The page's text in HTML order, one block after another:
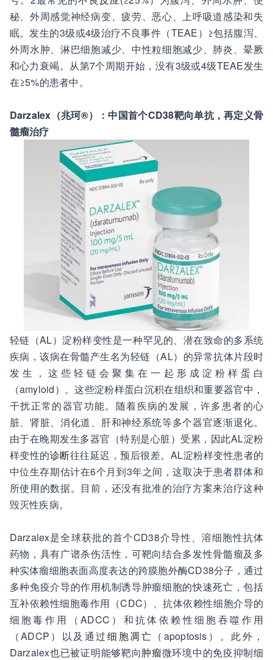
秘、外周感觉神经病变、疲劳、恶心、上呼吸道感染和失
眠。发生的3级或4级治疗不良事件（TEAE）≥包括腹泻、
外周水肿、淋巴细胞减少、中性粒细胞减少、肺炎、晕厥
和心力衰竭。从第7个周期开始，没有3级或4级TEAE发生
在≥5%的患者中。
Darzalex（兆珂®）：中国首个CD38靶向单抗，再定义骨
髓瘤治疗
轻链（AL）淀粉样变性是一种罕见的、潜在致命的多系统
疾病，该病在骨髓产生名为轻链（AL）的异常抗体片段时
发生，这些轻链会聚集在一起形成淀粉样蛋白
（amyloid）。这些淀粉样蛋白沉积在组织和重要器官中，
干扰正常的器官功能。随着疾病的发展，许多患者的心
脏、肾脏、消化道、肝和神经系统等多个器官逐渐退化。
由于在晚期发生多器官（特别是心脏）受累，因此AL淀粉
样变性的诊断往往延迟，预后很差。AL淀粉样变性患者的
中位生存期估计在6个月到3年之间，这取决于患者群体和
所使用的数据。目前，还没有批准的治疗方案来治疗这种
毁灭性疾病。
Darzalex是全球获批的首个CD38介导性、溶细胞性抗体
药物，具有广谱杀伤活性，可靶向结合多发性骨髓瘤及多
种实体瘤细胞表面高度表达的跨膜胞外酶CD38分子，通过
多种免疫介导的作用机制诱导肿瘤细胞的快速死亡，包括
互补依赖性细胞毒作用（CDC）、抗体依赖性细胞介导的
细胞毒作用（ADCC）和抗体依赖性细胞吞噬作用
（ADCP）以及通过细胞凋亡 （apoptosis）。此外，
Darzalex也已被证明能够靶向肿瘤微环境中的免疫抑制细